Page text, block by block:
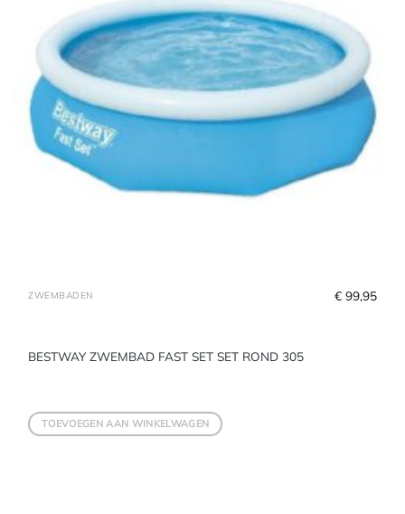
ZWEMBADEN
BESTWAY ZWEMBAD FAST SET SET ROND 305
€ 99,95
TOEVOEGEN AAN WINKELWAGEN